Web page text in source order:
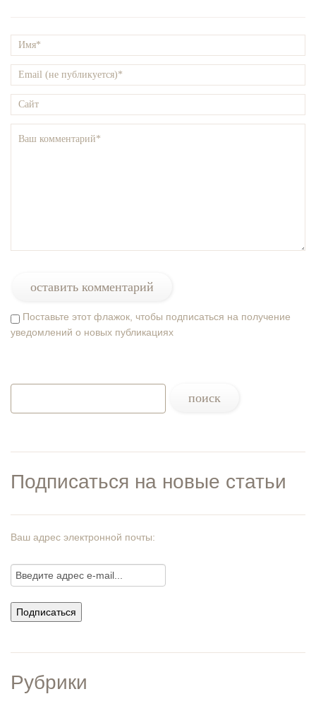
Поставьте этот флажок, чтобы подписаться на получение
уведомлений о новых публикациях
Подписаться на новые статьи
Ваш адрес электронной почты:
Рубрики